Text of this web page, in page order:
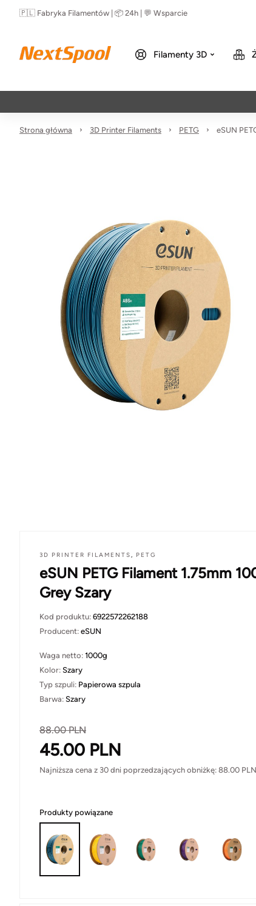
🇵🇱 Fabryka Filamentów | 📦 24h | 💬 Wsparcie
Filamenty 3D
Strona główna 3D Printer Filaments PETG eSUN
3D PRINTER FILAMENTS, PETG
eSUN PETG Filament 1.75mm
Grey Szary
Kod produktu: 6922572262188
Producent: eSUN
Waga netto: 1000g
Kolor: Szary
Typ szpuli: Papierowa szpula
Barwa: Szary
88.00PLN
45.00 PLN
Najniższa cena z 30 dni poprzedzających obniżkę: 88.00 PLN
Produkty powiązane